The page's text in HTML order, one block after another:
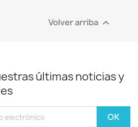
Volver arriba 
últimas noticias y